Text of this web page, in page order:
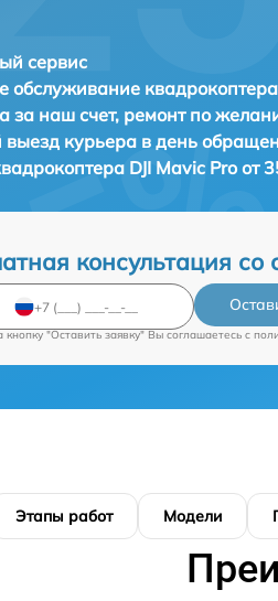
сервис
обслуживание
за наш счет, ремонт по
выезд курьера в день
DJI Mavic Pro от
консультация со
"Оставить заявку" Вы соглашаетесь c
Этапы работ Модели